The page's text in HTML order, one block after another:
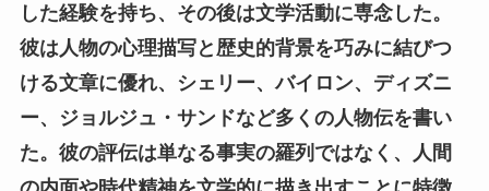
した経験を持ち、その後は文学活動に専念した。
彼は人物の心理描写と歴史的背景を巧みに結びつ
ける文章に優れ、シェリー、バイロン、ディズニ
ー、ジョルジュ・サンドなど多くの人物伝を書い
た。彼の評伝は単なる事実の羅列ではなく、人間